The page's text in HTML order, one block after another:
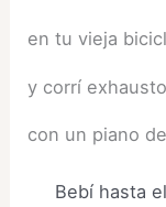
en tu vieja
y corrí
con un piano
Bebí hasta